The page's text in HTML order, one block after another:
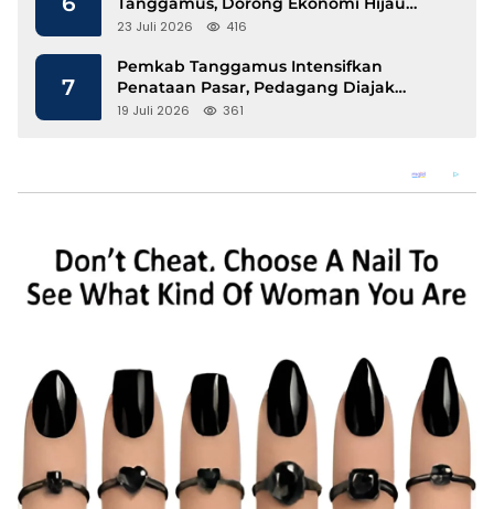
Berbasis Kopi dan Perdagangan Karbon
23 Juli 2026 416
7
Pemkab Tanggamus Intensifkan
Penataan Pasar, Pedagang Diajak
Tempati Pasar Modern Talang Padang
19 Juli 2026 361